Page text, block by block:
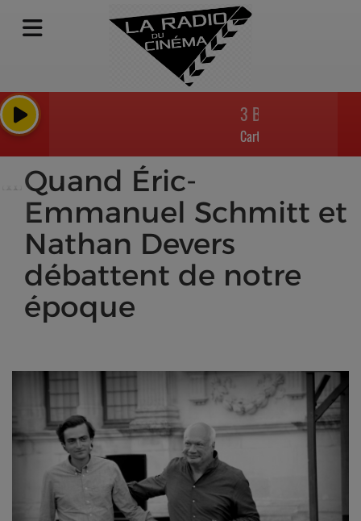
3 Billboards, Les
Carter Burwell
Quand Éric-
Emmanuel Schmitt et
Nathan Devers
débattent de notre
époque